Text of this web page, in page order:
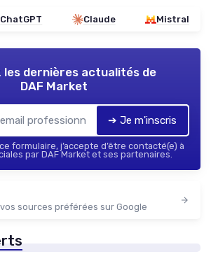
ChatGPT Claude Mistral
les dernières actualités de
DAF Market
➔ Je m'inscris
formulaire, j’accepte d’être contacté(e) à
par DAF Market et ses partenaires.
sources préférées sur Google